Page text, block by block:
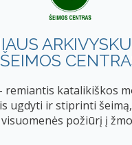
ŠEIMOS
remiantis katalikiškos
ugdyti ir stiprinti
požiūrį į